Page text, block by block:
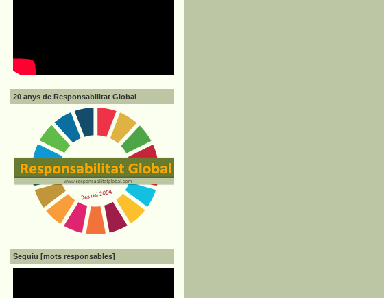
20 anys de Responsabilitat Global
Seguiu [mots responsables]